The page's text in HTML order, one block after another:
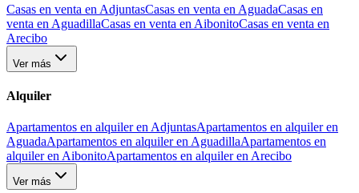
Casas en venta en AdjuntasCasas en venta en AguadaCasas en
venta en AguadillaCasas en venta en AibonitoCasas en venta en
Arecibo
Ver más
Alquiler
Apartamentos en alquiler en AdjuntasApartamentos en alquiler en
AguadaApartamentos en alquiler en AguadillaApartamentos en
alquiler en AibonitoApartamentos en alquiler en Arecibo
Ver más